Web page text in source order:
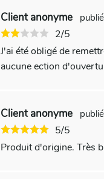
Client anonyme
2/5
J'ai été obligé de
aucune ection
Client anonyme
5/5
Produit d'origine. Très